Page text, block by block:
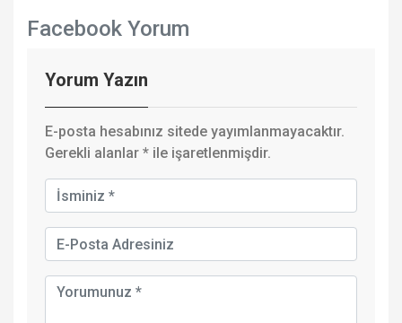
Facebook Yorum
Yorum Yazın
E-posta hesabınız sitede yayımlanmayacaktır.
Gerekli alanlar * ile işaretlenmişdir.